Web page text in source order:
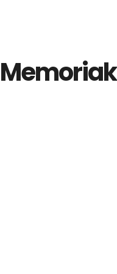
Memoriak